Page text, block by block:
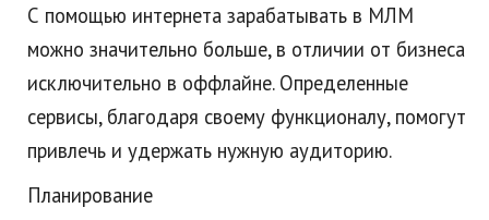
С помощью интернета зарабатывать в МЛМ
можно значительно больше, в отличии от бизнеса
исключительно в оффлайне. Определенные
сервисы, благодаря своему функционалу, помогут
привлечь и удержать нужную аудиторию.
Планирование